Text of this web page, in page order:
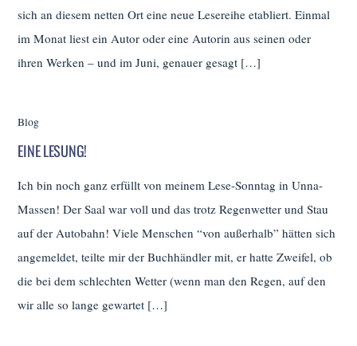
sich an diesem netten Ort eine neue Lesereihe etabliert. Einmal
im Monat liest ein Autor oder eine Autorin aus seinen oder
ihren Werken – und im Juni, genauer gesagt […]
Blog
EINE LESUNG!
Ich bin noch ganz erfüllt von meinem Lese-Sonntag in Unna-
Massen! Der Saal war voll und das trotz Regenwetter und Stau
auf der Autobahn! Viele Menschen “von außerhalb” hätten sich
angemeldet, teilte mir der Buchhändler mit, er hatte Zweifel, ob
die bei dem schlechten Wetter (wenn man den Regen, auf den
wir alle so lange gewartet […]